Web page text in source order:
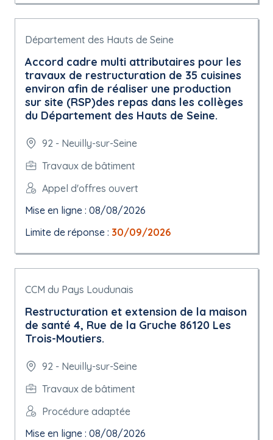
Département des Hauts de Seine
Accord cadre multi attributaires pour les
travaux de restructuration de 35 cuisines
environ afin de réaliser une production
sur site (RSP)des repas dans les collèges
du Département des Hauts de Seine.
92 - Neuilly-sur-Seine
Travaux de bâtiment
Appel d'offres ouvert
Mise en ligne : 08/08/2026
Limite de réponse : 30/09/2026
CCM du Pays Loudunais
Restructuration et extension de la maison
de santé 4, Rue de la Gruche 86120 Les
Trois-Moutiers.
92 - Neuilly-sur-Seine
Travaux de bâtiment
Procédure adaptée
Mise en ligne : 08/08/2026